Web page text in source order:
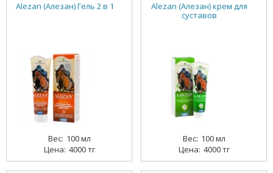
Alezan (Алезан) Гель 2 в 1
100 мл
4000 тг
Alezan (Алезан) крем для
суставов
100 мл
4000 тг